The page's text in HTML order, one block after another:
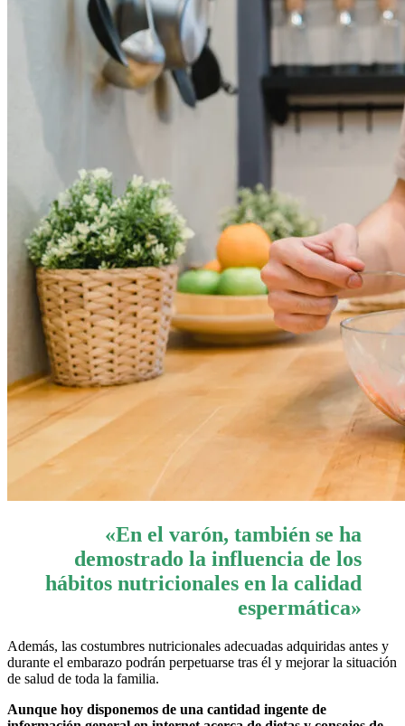
«En el varón, también se ha
demostrado la influencia de los
hábitos nutricionales en la calidad
espermática»
Además, las costumbres nutricionales adecuadas adquiridas antes y
durante el embarazo podrán perpetuarse tras él y mejorar la situación
de salud de toda la familia.
Aunque hoy disponemos de una cantidad ingente de